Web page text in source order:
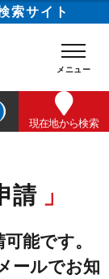
索サイト
現在地から検索
請
能です。
ールでお知